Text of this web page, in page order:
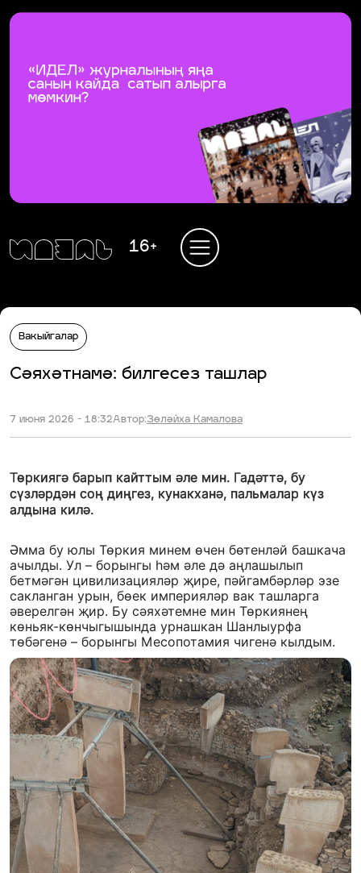
16+
Вакыйгалар
Сәяхәтнамә: билгесез ташлар
7 июня 2026 - 18:32Автор:Зөләйха Камалова
Төркиягә барып кайттым әле мин. Гадәттә, бу
сүзләрдән соң диңгез, кунакханә, пальмалар күз
алдына килә.
Әмма бу юлы Төркия минем өчен бөтенләй башкача
ачылды. Ул – борынгы һәм әле дә аңлашылып
бетмәгән цивилизацияләр җире, пәйгамбәрләр эзе
сакланган урын, бөек империяләр вак ташларга
әверелгән җир. Бу сәяхәтемне мин Төркиянең
көньяк-көнчыгышында урнашкан Шанлыурфа
төбәгенә – борынгы Месопотамия чигенә кылдым.